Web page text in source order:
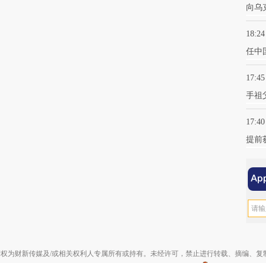
向乌
18:24
任中
17:45
手祖
17:40
提前
为财新传媒及/或相关权利人专属所有或持有。未经许可，禁止进行转载、摘编、复